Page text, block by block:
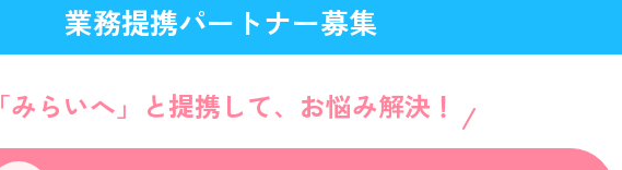
業務提携パートナー募集
「みらいへ」と提携して、 お悩み解決！